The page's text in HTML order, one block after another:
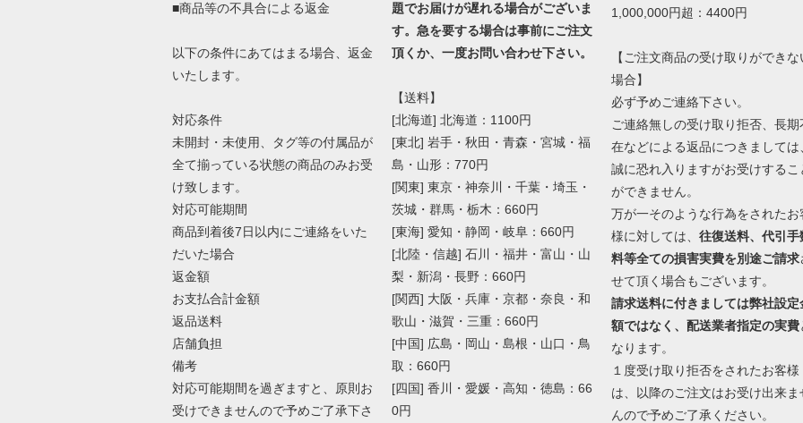
■商品等の不具合による返金
以下の条件にあてはまる場合、返金
いたします。
対応条件
未開封・未使用、タグ等の付属品が
全て揃っている状態の商品のみお受
け致します。
対応可能期間
商品到着後7日以内にご連絡をいた
だいた場合
返金額
お支払合計金額
返品送料
店舗負担
備考
対応可能期間を過ぎますと、原則お
受けできませんので予めご了承下さ
題でお届けが遅れる場合がございま
す。急を要する場合は事前にご注文
頂くか、一度お問い合わせ下さい。
【送料】
[北海道] 北海道：1100円
[東北] 岩手・秋田・青森・宮城・福
島・山形：770円
[関東] 東京・神奈川・千葉・埼玉・
茨城・群馬・栃木：660円
[東海] 愛知・静岡・岐阜：660円
[北陸・信越] 石川・福井・富山・山
梨・新潟・長野：660円
[関西] 大阪・兵庫・京都・奈良・和
歌山・滋賀・三重：660円
[中国] 広島・岡山・島根・山口・鳥
取：660円
[四国] 香川・愛媛・高知・徳島：66
0円
1,000,000円超：4400円
【ご注文商品の受け取りができな
場合】
必ず予めご連絡下さい。
ご連絡無しの受け取り拒否、長期
在などによる返品につきましては
誠に恐れ入りますがお受けするこ
ができません。
万が一そのような行為をされたお
様に対しては、 往復送料、代引手
料等全ての損害実費を別途ご請求
せて頂く場合もございます。
請求送料に付きましては弊社設定
額ではなく、配送業者指定の実費
なります。
１度受け取り拒否をされたお客様
は、以降のご注文はお受け出来ま
んので予めご了承ください。